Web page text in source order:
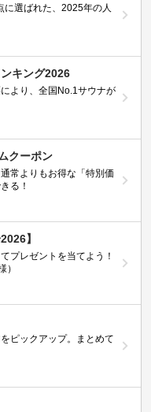
に選ばれた、2025年の人
キング2026
より、全国No.1サウナが
クーポン
常よりもお得な「特別価
る！
】
プレゼントを当てよう！
）
ピックアップ。まとめて